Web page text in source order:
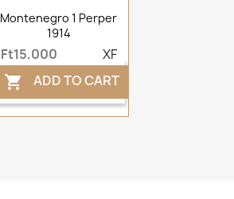
Montenegro 1 Perper
1914
Ft15,000 XF
 ADD TO CART